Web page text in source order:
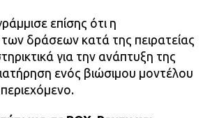
επίσης ότι η
των δράσεων κατά της πειρατείας
για την ανάπτυξη της
ενός βιώσιμου μοντέλου